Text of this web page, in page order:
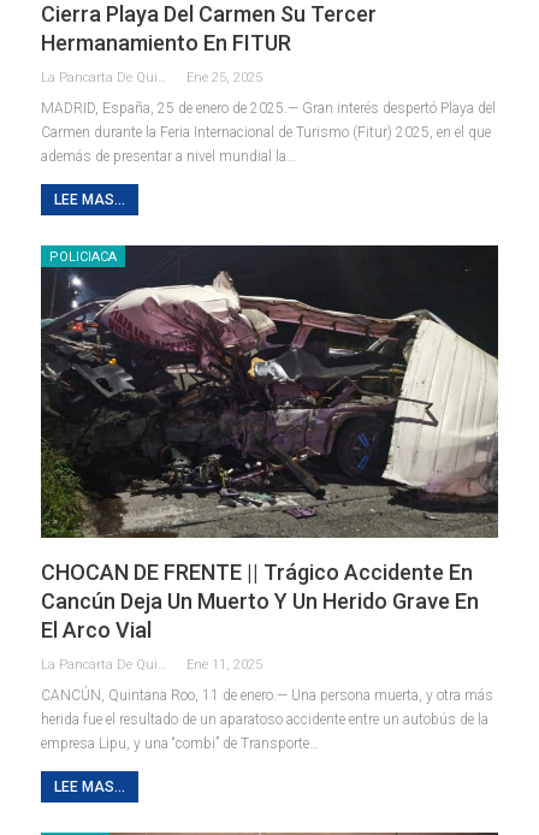
Cierra Playa Del Carmen Su Tercer
Hermanamiento En FITUR
La Pancarta De Quintana Roo Ene 25, 2025
MADRID, España, 25 de enero de 2025.— Gran interés despertó Playa del
Carmen durante la Feria Internacional de Turismo (Fitur) 2025, en el que
además de presentar a nivel mundial la…
LEE MAS...
POLICIACA
CHOCAN DE FRENTE || Trágico Accidente En
Cancún Deja Un Muerto Y Un Herido Grave En
El Arco Vial
La Pancarta De Quintana Roo Ene 11, 2025
CANCÚN, Quintana Roo, 11 de enero.— Una persona muerta, y otra más
herida fue el resultado de un aparatoso accidente entre un autobús de la
empresa Lipu, y una “combi” de Transporte…
LEE MAS...